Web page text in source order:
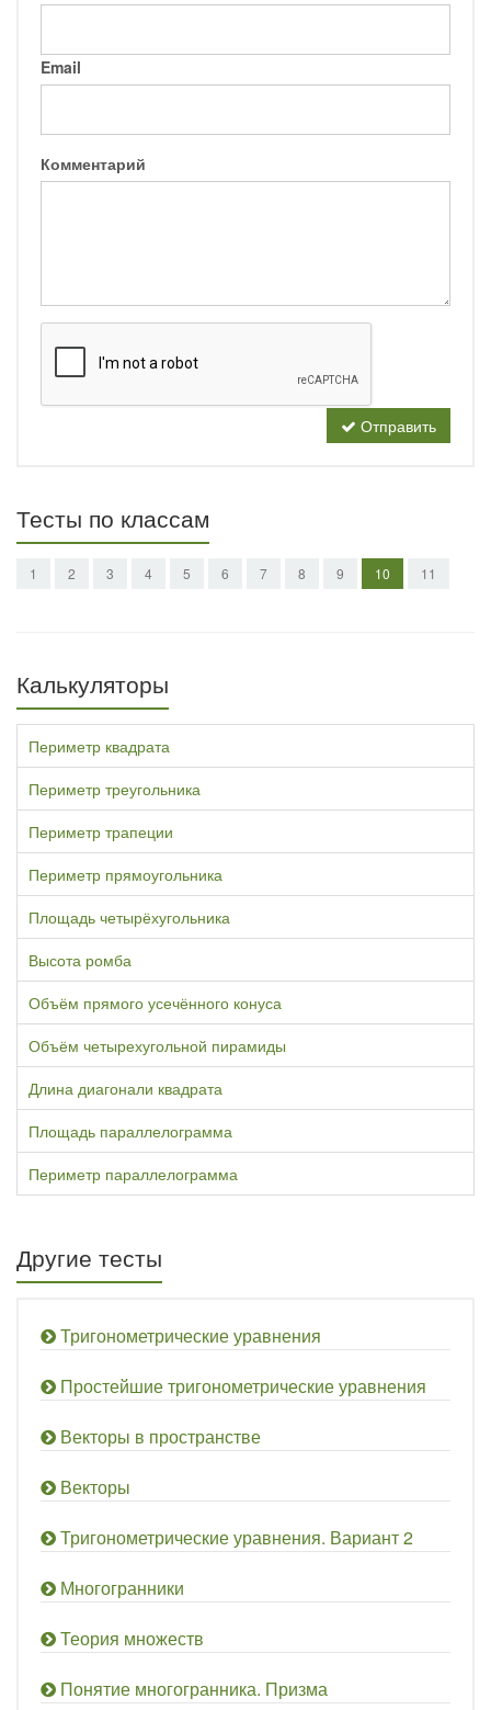
Email
Комментарий
Отправить
Тесты по классам
1 2 3 4 5 6 7 8 9 10 11
Калькуляторы
Периметр квадрата
Периметр треугольника
Периметр трапеции
Периметр прямоугольника
Площадь четырёхугольника
Высота ромба
Объём прямого усечённого конуса
Объём четырехугольной пирамиды
Длина диагонали квадрата
Площадь параллелограмма
Периметр параллелограмма
Другие тесты
Тригонометрические уравнения
Простейшие тригонометрические уравнения
Векторы в пространстве
Векторы
Тригонометрические уравнения. Вариант 2
Многогранники
Теория множеств
Понятие многогранника. Призма